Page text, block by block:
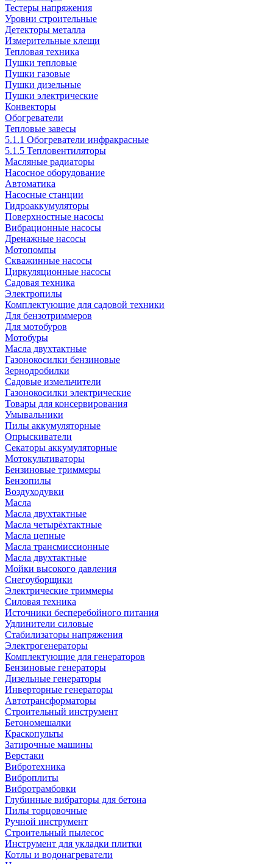
Тестеры напряжения
Уровни строительные
Детекторы металла
Измерительные клещи
Тепловая техника
Пушки тепловые
Пушки газовые
Пушки дизельные
Пушки электрические
Конвекторы
Обогреватели
Тепловые завесы
5.1.1 Обогреватели инфракрасные
5.1.5 Тепловентиляторы
Масляные радиаторы
Насосное оборудование
Автоматика
Насосные станции
Гидроаккумуляторы
Поверхностные насосы
Вибрационные насосы
Дренажные насосы
Мотопомпы
Скважинные насосы
Циркуляционные насосы
Садовая техника
Электропилы
Комплектующие для садовой техники
Для бензотриммеров
Для мотобуров
Мотобуры
Масла двухтактные
Газонокосилки бензиновые
Зернодробилки
Садовые измельчители
Газонокосилки электрические
Товары для консервирования
Умывальники
Пилы аккумуляторные
Опрыскиватели
Секаторы аккумуляторные
Мотокультиваторы
Бензиновые триммеры
Бензопилы
Воздуходувки
Масла
Масла двухтактные
Масла четырёхтактные
Масла цепные
Масла трансмиссионные
Масла двухтактные
Мойки высокого давления
Снегоуборщики
Электрические триммеры
Силовая техника
Источники бесперебойного питания
Удлинители силовые
Стабилизаторы напряжения
Электрогенераторы
Комплектующие для генераторов
Бензиновые генераторы
Дизельные генераторы
Инверторные генераторы
Автотрансформаторы
Строительный инструмент
Бетономешалки
Краскопульты
Затирочные машины
Верстаки
Вибротехника
Виброплиты
Вибротрамбовки
Глубинные вибраторы для бетона
Пилы торцовочные
Ручной инструмент
Строительный пылесос
Инструмент для укладки плитки
Котлы и водонагреватели